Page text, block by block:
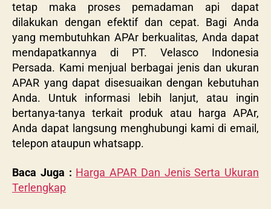
tetap maka proses pemadaman api dapat
dilakukan dengan efektif dan cepat. Bagi Anda
yang membutuhkan APAr berkualitas, Anda dapat
mendapatkannya di PT. Velasco Indonesia
Persada. Kami menjual berbagai jenis dan ukuran
APAR yang dapat disesuaikan dengan kebutuhan
Anda. Untuk informasi lebih lanjut, atau ingin
bertanya-tanya terkait produk atau harga APAr,
Anda dapat langsung menghubungi kami di email,
telepon ataupun whatsapp.
Baca Juga : Harga APAR Dan Jenis Serta Ukuran
Terlengkap